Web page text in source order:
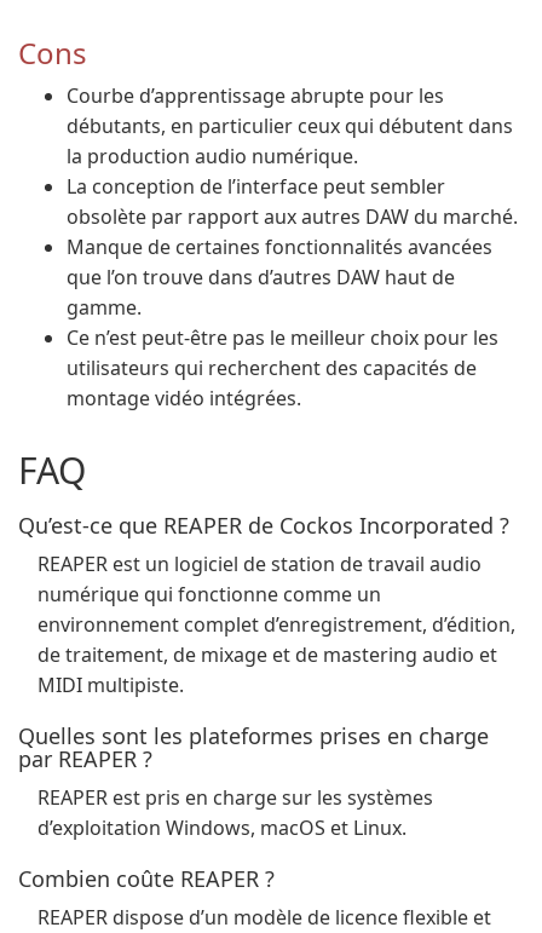
Cons
Courbe d’apprentissage abrupte pour les
débutants, en particulier ceux qui débutent dans
la production audio numérique.
La conception de l’interface peut sembler
obsolète par rapport aux autres DAW du marché.
Manque de certaines fonctionnalités avancées
que l’on trouve dans d’autres DAW haut de
gamme.
Ce n’est peut-être pas le meilleur choix pour les
utilisateurs qui recherchent des capacités de
montage vidéo intégrées.
FAQ
Qu’est-ce que REAPER de Cockos Incorporated ?
REAPER est un logiciel de station de travail audio
numérique qui fonctionne comme un
environnement complet d’enregistrement, d’édition,
de traitement, de mixage et de mastering audio et
MIDI multipiste.
Quelles sont les plateformes prises en charge
par REAPER ?
REAPER est pris en charge sur les systèmes
d’exploitation Windows, macOS et Linux.
Combien coûte REAPER ?
REAPER dispose d’un modèle de licence flexible et